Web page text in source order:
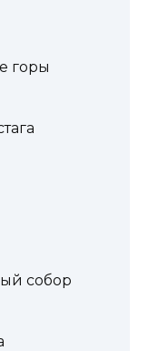
горы
собор